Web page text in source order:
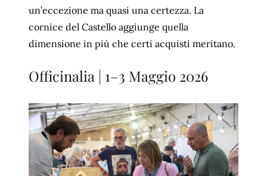
un’eccezione ma quasi una certezza. La
cornice del Castello aggiunge quella
dimensione in più che certi acquisti meritano.
Officinalia | 1–3 Maggio 2026